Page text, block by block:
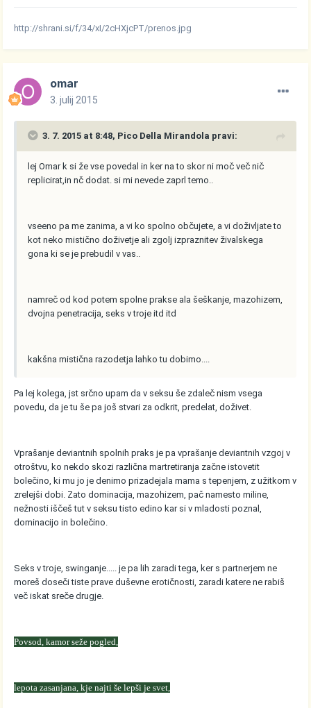
http://shrani.si/f/34/xI/2cHXjcPT/prenos.jpg
omar
3. julij 2015
3. 7. 2015 at 8:48, Pico Della Mirandola pravi:
lej Omar k si že vse povedal in ker na to skor ni moč več nič
replicirat,in nč dodat. si mi nevede zaprl temo..
vseeno pa me zanima, a vi ko spolno občujete, a vi doživljate to
kot neko mistično doživetje ali zgolj izpraznitev živalskega
gona ki se je prebudil v vas..
namreč od kod potem spolne prakse ala šeškanje, mazohizem,
dvojna penetracija, seks v troje itd itd
kakšna mistična razodetja lahko tu dobimo....
Pa lej kolega, jst srčno upam da v seksu še zdaleč nism vsega
povedu, da je tu še pa još stvari za odkrit, predelat, doživet.
Vprašanje deviantnih spolnih praks je pa vprašanje deviantnih vzgoj v
otroštvu, ko nekdo skozi različna martretiranja začne istovetit
bolečino, ki mu jo je denimo prizadejala mama s tepenjem, z užitkom v
zrelejši dobi. Zato dominacija, mazohizem, pač namesto miline,
nežnosti iščeš tut v seksu tisto edino kar si v mladosti poznal,
dominacijo in bolečino.
Seks v troje, swinganje..... je pa lih zaradi tega, ker s partnerjem ne
moreš doseči tiste prave duševne erotičnosti, zaradi katere ne rabiš
več iskat sreče drugje.
Povsod, kamor seže pogled,
lepota zasanjana, kje najti še lepši je svet,